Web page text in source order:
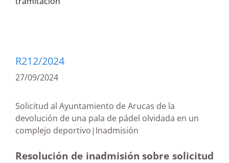
R212/2024
27/09/2024
Solicitud al Ayuntamiento de Arucas de la
devolución de una pala de pádel olvidada en un
complejo deportivo|Inadmisión
Resolución de inadmisión sobre solicitud